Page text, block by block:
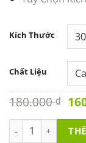
Kích Thước
Chất Liệu
180.000₫
Tranh Văn